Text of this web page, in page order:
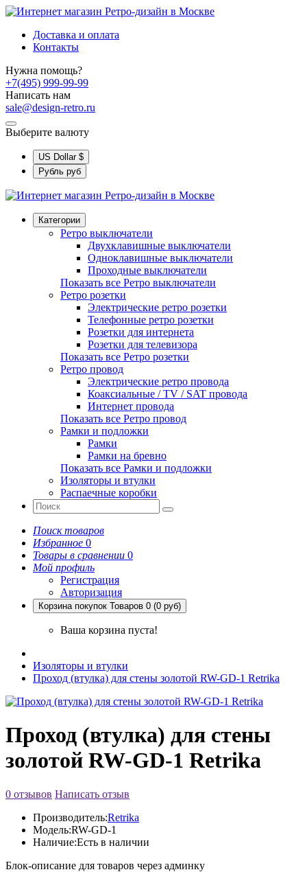
Доставка и оплата
Контакты
Нужна помощь?
+7(495) 999-99-99
Написать нам
sale@design-retro.ru
Выберите валюту
US Dollar $
Рубль руб
Категории
Ретро выключатели
Двухклавишные выключатели
Одноклавишные выключатели
Проходные выключатели
Показать все Ретро выключатели
Ретро розетки
Электрические ретро розетки
Телефонные ретро розетки
Розетки для интернета
Розетки для телевизора
Показать все Ретро розетки
Ретро провод
Электрические ретро провода
Коаксиальные / TV / SAT провода
Интернет провода
Показать все Ретро провод
Рамки и подложки
Рамки
Рамки на бревно
Показать все Рамки и подложки
Изоляторы и втулки
Распаечные коробки
Поиск товаров
Избранное 0
Товары в сравнении 0
Мой профиль
Регистрация
Авторизация
Корзина покупок Товаров 0 (0 руб)
Ваша корзина пуста!
Изоляторы и втулки
Проход (втулка) для стены золотой RW-GD-1 Retrika
Проход (втулка) для стены
золотой RW-GD-1 Retrika
0 отзывов Написать отзыв
Производитель:Retrika
Модель:RW-GD-1
Наличие:Есть в наличии
Блок-описание для товаров через админку